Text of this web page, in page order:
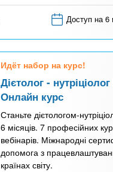
Доступ на 6
Идёт набор на курс!
Дієтолог -
Онлайн курс
Станьте дієтологом-
6 місяців. 7 професійних
вебінарів. Міжнародні
допомога з
країнах світу.